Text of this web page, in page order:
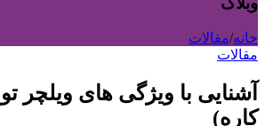
خانه/مقالات
مقالات
آشنایی با ویژگی های ویلچر
کاره)